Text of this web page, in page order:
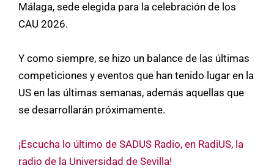
Málaga, sede elegida para la celebración de los
CAU 2026.
Y como siempre, se hizo un balance de las últimas
competiciones y eventos que han tenido lugar en la
US en las últimas semanas, además aquellas que
se desarrollarán próximamente.
¡Escucha lo último de SADUS Radio, en RadiUS, la
radio de la Universidad de Sevilla!